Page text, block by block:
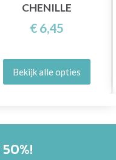
CHENILLE
€ 6,45
Bekijk alle opties